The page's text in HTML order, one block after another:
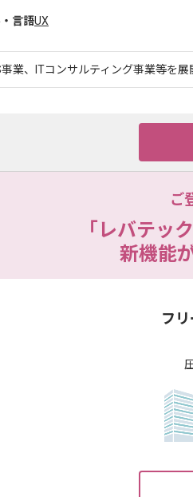
言語UX
事業、ITコンサルティング事業等を
ご
「レバテッ
新機能
フ